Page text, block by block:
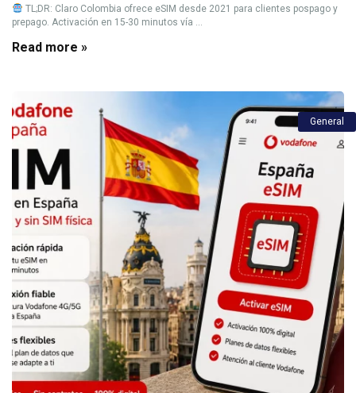
TL;DR: Claro Colombia ofrece eSIM desde 2021 para clientes pospago y
prepago. Activación en 15-30 minutos vía ...
Read more »
General